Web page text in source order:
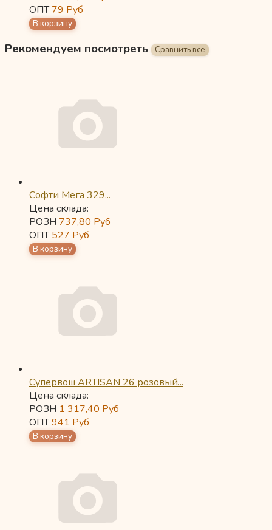
ОПТ79 Руб
Рекомендуем посмотреть
Софти Мега 329...
Цена склада:
РОЗН 737,80 Руб
ОПТ527 Руб
Супервош ARTISAN 26 розовый...
Цена склада:
РОЗН 1 317,40 Руб
ОПТ941 Руб